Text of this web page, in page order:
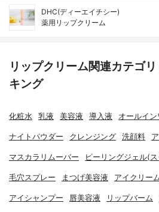
DHC(ディーエイチシー)
薬用リップクリーム
リップクリーム関連カテゴ
キング
化粧水 乳液 美容液 導入液 オールイ
ナイトパウダー クレンジング 洗顔料
マスカラリムーバー ピーリングジェル(
毛穴スプレー まつげ美容液 アイクリー
アイシャンプー 唇美容液 リップバーム